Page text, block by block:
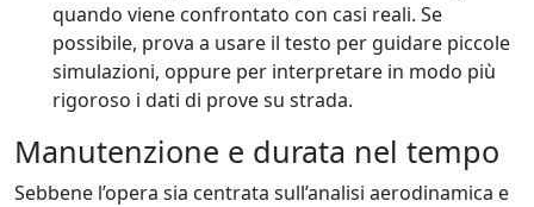
quando viene confrontato con casi reali. Se
possibile, prova a usare il testo per guidare piccole
simulazioni, oppure per interpretare in modo più
rigoroso i dati di prove su strada.
Manutenzione e durata nel tempo
Sebbene l’opera sia centrata sull’analisi aerodinamica e